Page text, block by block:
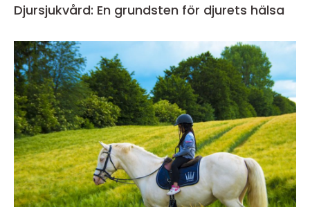
Djursjukvård: En grundsten för djurets hälsa